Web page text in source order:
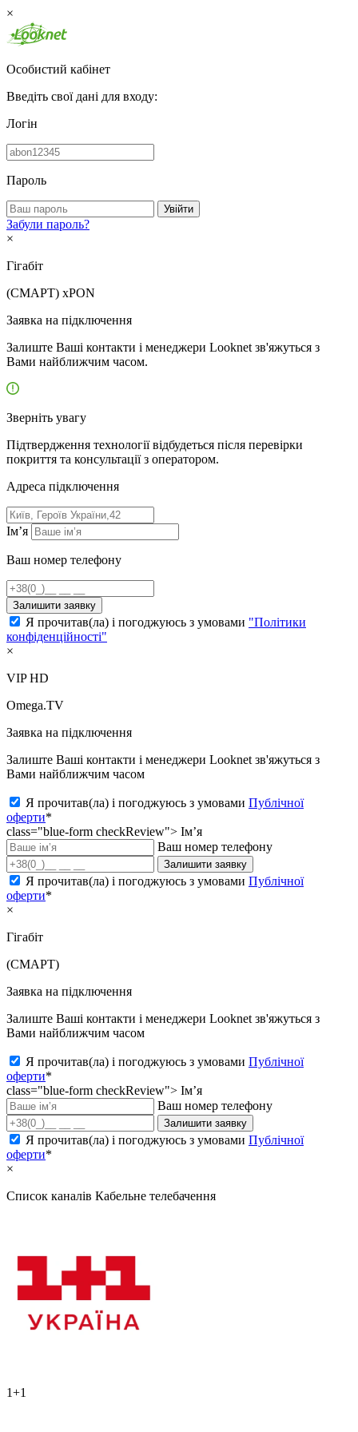
×
Особистий кабінет
Введіть свої дані для входу:
Логін
Пароль
Увійти
Забули пароль?
×
Гігабіт
(СМАРТ) xPON
Заявка на підключення
Залиште Ваші контакти і менеджери Looknet зв'яжуться з
Вами найближчим часом.
Зверніть увагу
Підтвердження технології відбудеться після перевірки
покриття та консультації з оператором.
Адресa підключення
Ім’я
Ваш номер телефону
Залишити заявку
Я прочитав(ла) і погоджуюсь з умовами "Політики
конфіденційності"
×
VIP HD
Omega.TV
Заявка на підключення
Залиште Ваші контакти і менеджери Looknet зв'яжуться з
Вами найближчим часом
Я прочитав(ла) і погоджуюсь з умовами Публічної
оферти*
class="blue-form checkReview"> Ім’я
Ваш номер телефону
Залишити заявку
Я прочитав(ла) і погоджуюсь з умовами Публічної
оферти*
×
Гігабіт
(СМАРТ)
Заявка на підключення
Залиште Ваші контакти і менеджери Looknet зв'яжуться з
Вами найближчим часом
Я прочитав(ла) і погоджуюсь з умовами Публічної
оферти*
class="blue-form checkReview"> Ім’я
Ваш номер телефону
Залишити заявку
Я прочитав(ла) і погоджуюсь з умовами Публічної
оферти*
×
Список каналів Кабельне телебачення
1+1